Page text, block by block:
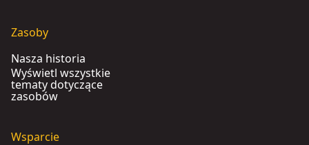
Zasoby
Nasza historia
Wyświetl wszystkie
tematy dotyczące
zasobów
Wsparcie